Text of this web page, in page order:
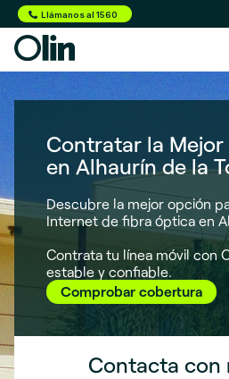
Llámanos al 1560
Contratar la Mejor
en Alhaurín de la
Descubre la mejor opción
Internet de fibra óptica en
Contrata tu línea móvil con
estable y confiable.
Comprobar cobertura
Contacta con